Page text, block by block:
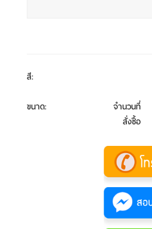
สี:
ขนาด:
จำนวนที่
สั่งซื้อ